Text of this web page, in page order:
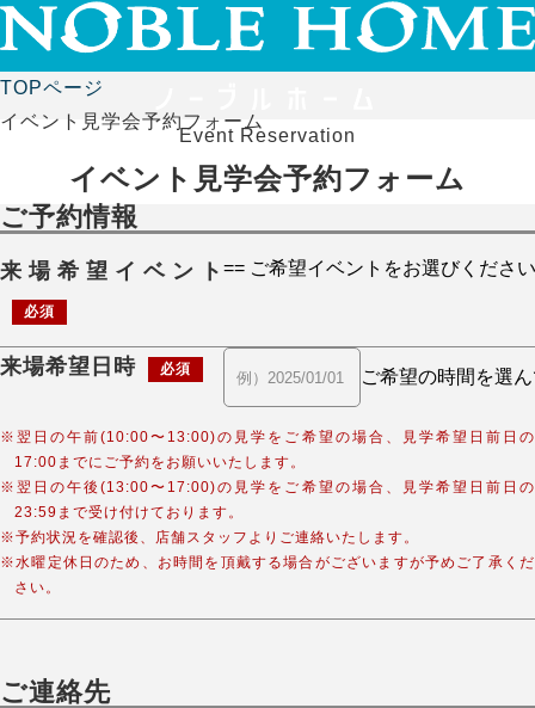
TOPページ
イベント見学会予約フォーム
Event Reservation
イベント見学会予約フォーム
ご予約情報
来場希望イベント
必須
来場希望日時 必須
※翌日の午前(10:00〜13:00)の見学をご希望の場合、見学希望日前日の
17:00までにご予約をお願いいたします。
※翌日の午後(13:00〜17:00)の見学をご希望の場合、見学希望日前日の
23:59まで受け付けております。
※予約状況を確認後、店舗スタッフよりご連絡いたします。
※水曜定休日のため、お時間を頂戴する場合がございますが予めご了承くだ
さい。
ご連絡先